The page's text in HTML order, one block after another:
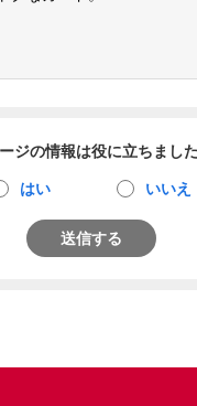
ジの情報は役に立ちまし
はい いいえ
送信する